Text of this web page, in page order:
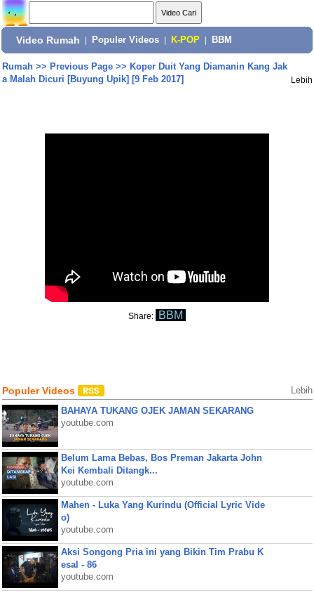
Video Rumah Populer Videos K-POP BBM
Rumah>> Previous Page>> Koper Duit Yang Diamanin Kang Jak
a Malah Dicuri [Buyung Upik] [9 Feb 2017]
Lebih
Share: BBM
Populer Videos Lebih
BAHAYA TUKANG OJEK JAMAN SEKARANG
youtube.com
Belum Lama Bebas, Bos Preman Jakarta John
Kei Kembali Ditangk...
youtube.com
Mahen - Luka Yang Kurindu (Official Lyric Vide
o)
youtube.com
Aksi Songong Pria ini yang Bikin Tim Prabu K
esal - 86
youtube.com